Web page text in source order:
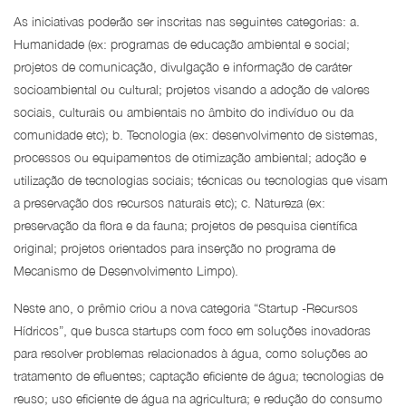
As iniciativas poderão ser inscritas nas seguintes categorias: a.
Humanidade (ex: programas de educação ambiental e social;
projetos de comunicação, divulgação e informação de caráter
socioambiental ou cultural; projetos visando a adoção de valores
sociais, culturais ou ambientais no âmbito do indivíduo ou da
comunidade etc); b. Tecnologia (ex: desenvolvimento de sistemas,
processos ou equipamentos de otimização ambiental; adoção e
utilização de tecnologias sociais; técnicas ou tecnologias que visam
a preservação dos recursos naturais etc); c. Natureza (ex:
preservação da flora e da fauna; projetos de pesquisa científica
original; projetos orientados para inserção no programa de
Mecanismo de Desenvolvimento Limpo).
Neste ano, o prêmio criou a nova categoria “Startup -Recursos
Hídricos”, que busca startups com foco em soluções inovadoras
para resolver problemas relacionados à água, como soluções ao
tratamento de efluentes; captação eficiente de água; tecnologias de
reuso; uso eficiente de água na agricultura; e redução do consumo